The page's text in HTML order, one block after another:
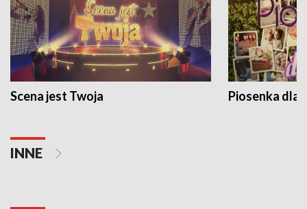
Scena jest Twoja Piosenka dla
INNE